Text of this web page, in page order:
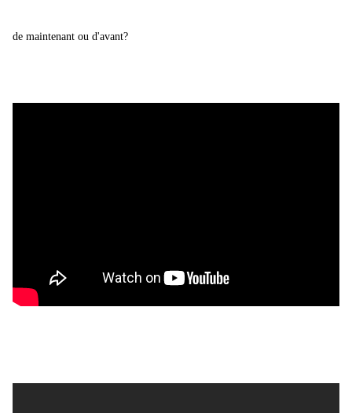
de maintenant ou d'avant?